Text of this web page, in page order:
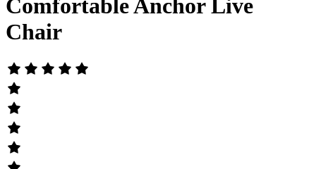
Comfortable Anchor Live
Chair